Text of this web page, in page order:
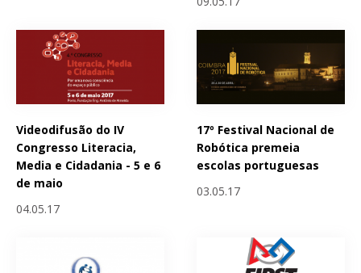
Videodifusão do IV
Congresso Literacia,
Media e Cidadania - 5 e 6
de maio
04.05.17
17º Festival Nacional de
Robótica premeia
escolas portuguesas
03.05.17